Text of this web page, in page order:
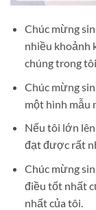
Chúc mừng
nhiều khoảnh
chúng trong
Chúc mừng
một hình mẫu
Nếu tôi lớn
đạt được rất
Chúc mừng
điều tốt nhất
nhất của tôi.